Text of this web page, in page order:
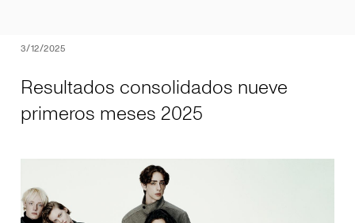
3/12/2025
Resultados consolidados nueve
primeros meses 2025